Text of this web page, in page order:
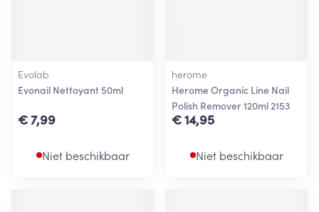
Evolab
Evonail Nettoyant 50ml
€ 7,99
Niet beschikbaar
herome
Herome Organic Line Nail
Polish Remover 120ml 2153
€ 14,95
Niet beschikbaar